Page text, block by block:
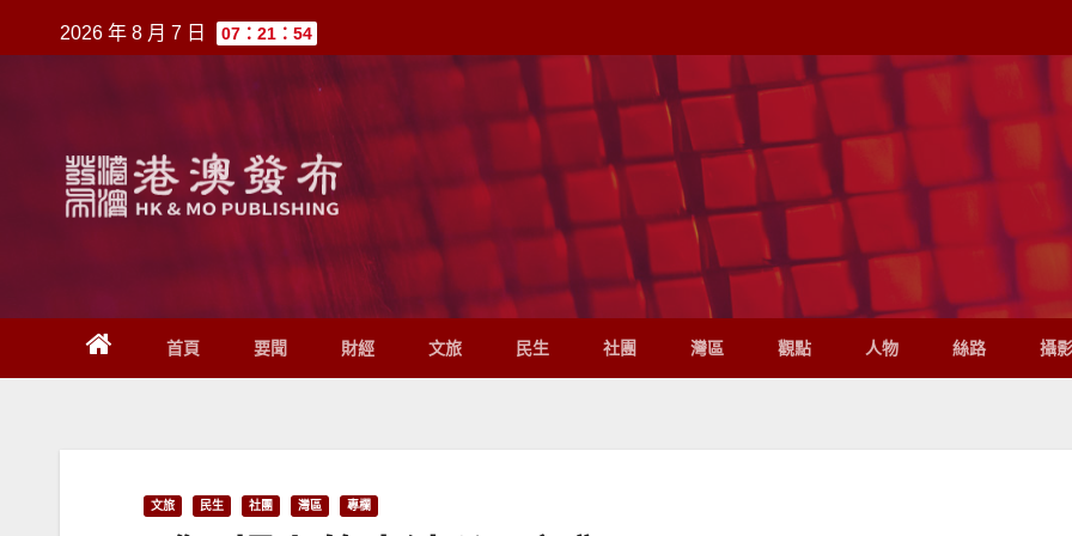
至
2026 年 8 月 7 日 07：21：54
首頁 要聞 財經 文旅 民生 社團 灣區 觀點 人物 絲路 攝
文旅 民生 社團 灣區 專欄